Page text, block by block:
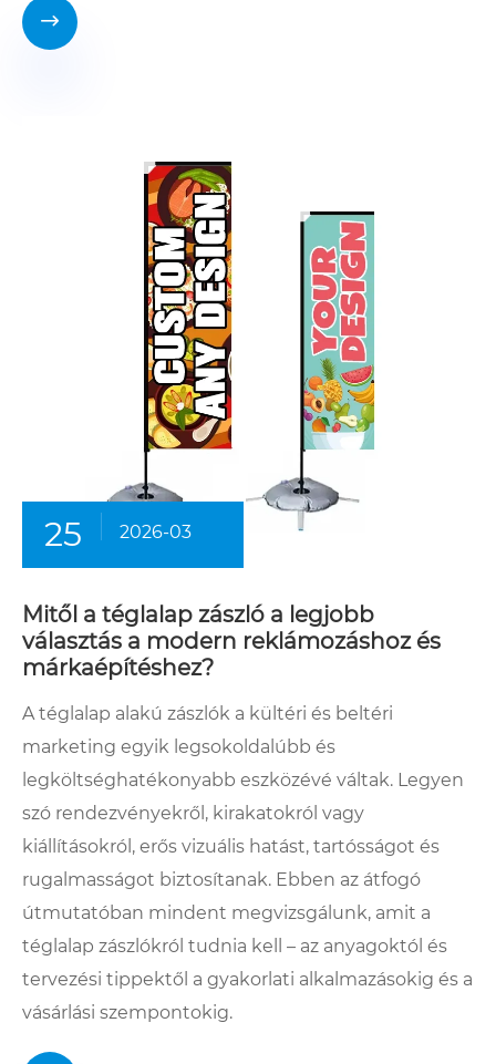

25 2026-03
Mitől a téglalap zászló a legjobb
választás a modern reklámozáshoz és
márkaépítéshez?
A téglalap alakú zászlók a kültéri és beltéri
marketing egyik legsokoldalúbb és
legköltséghatékonyabb eszközévé váltak. Legyen
szó rendezvényekről, kirakatokról vagy
kiállításokról, erős vizuális hatást, tartósságot és
rugalmasságot biztosítanak. Ebben az átfogó
útmutatóban mindent megvizsgálunk, amit a
téglalap zászlókról tudnia kell – az anyagoktól és
tervezési tippektől a gyakorlati alkalmazásokig és a
vásárlási szempontokig.